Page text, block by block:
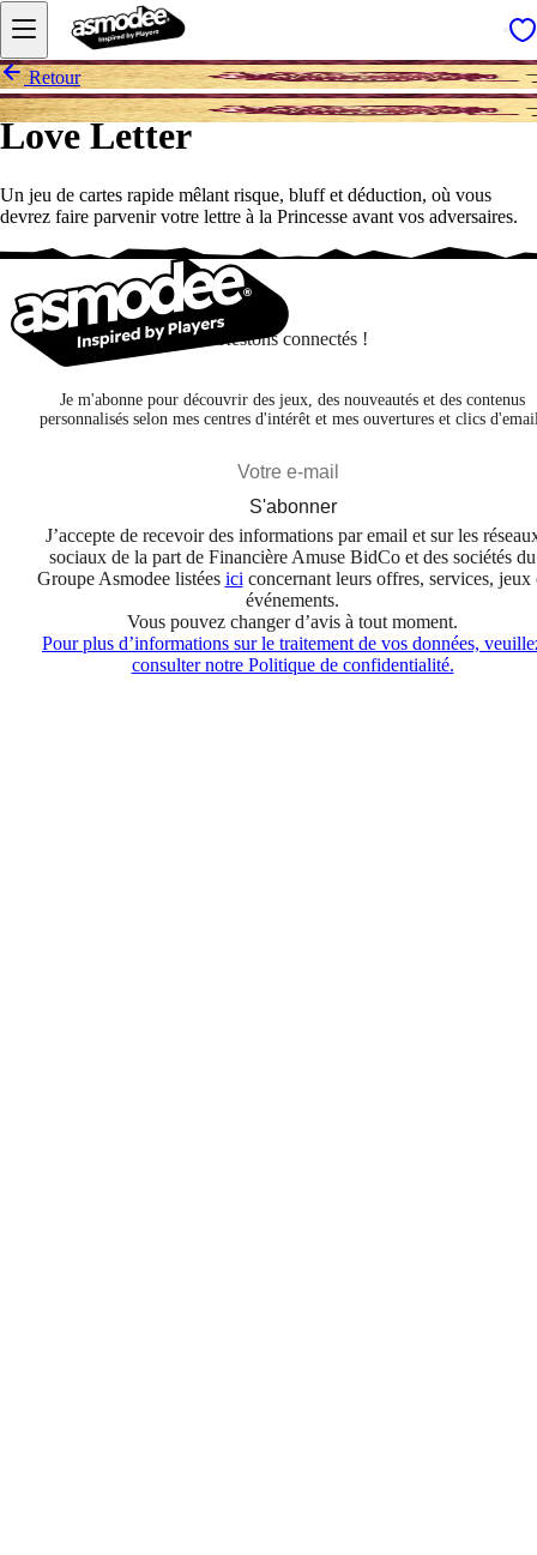
Retour
Love Letter
Un jeu de cartes rapide mêlant risque, bluff et déduction, où vous
devrez faire parvenir votre lettre à la Princesse avant vos adversaires.
Restons connectés !
Je m'abonne pour découvrir des jeux, des nouveautés et des contenus
personnalisés selon mes centres d'intérêt et mes ouvertures et clics
S'abonner
J’accepte de recevoir des informations par email et sur les
sociaux de la part de Financière Amuse BidCo et des sociétés du
Groupe Asmodee listées ici concernant leurs offres, services, jeux
événements.
Vous pouvez changer d’avis à tout moment.
Pour plus d’informations sur le traitement de vos données,
consulter notre Politique de confidentialité.